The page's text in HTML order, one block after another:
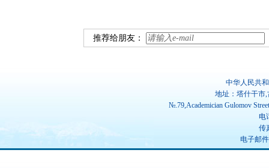
推荐给朋友：
中华人民共
地址：塔什干市
№.79,Academician Gulomov
电
传
电子邮件